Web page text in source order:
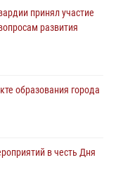
принял участие
развития
образования города
в честь Дня